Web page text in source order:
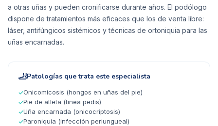
a otras uñas y pueden cronificarse durante años. El podólogo
dispone de tratamientos más eficaces que los de venta libre:
láser, antifúngicos sistémicos y técnicas de ortoniquia para las
uñas encarnadas.
🦶Patologías que trata este especialista
✓Onicomicosis (hongos en uñas del pie)
✓Pie de atleta (tinea pedis)
✓Uña encarnada (onicocriptosis)
✓Paroniquia (infección periungueal)